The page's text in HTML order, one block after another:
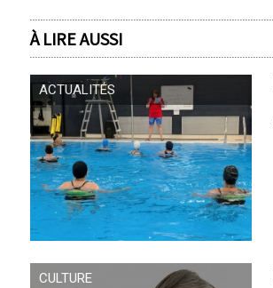
À LIRE AUSSI
ACTUALITÉS
CULTURE